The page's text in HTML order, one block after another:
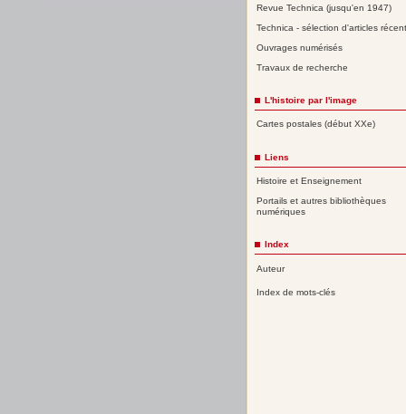
Revue Technica (jusqu'en 1947)
Technica - sélection d'articles
Ouvrages numérisés
Travaux de recherche
L'histoire par l'image
Cartes postales (début XXe)
Liens
Histoire et Enseignement
Portails et autres bibliothèques
numériques
Index
Auteur
Index de mots-clés